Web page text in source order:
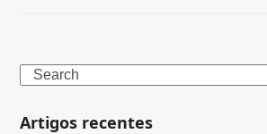
Search
Artigos recentes